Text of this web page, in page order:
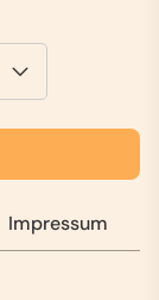
Impressum